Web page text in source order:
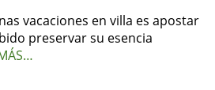
vacaciones en villa es apostar
preservar su esencia